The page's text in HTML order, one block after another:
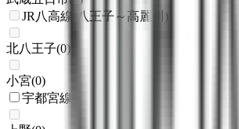
JR八高線(八王子～高麗川)
北八王子(0)
小宮(0)
宇都宮線